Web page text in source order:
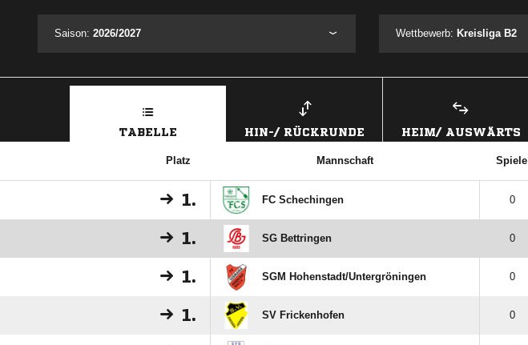
Saison: 2026/2027 Wettbewerb: Kreisliga B2
TABELLE HIN-/ RÜCKRUNDE HEIM/ AUSWÄRTS
Platz Mannschaft Spiele
1. FC Schechingen 0
1. SG Bettringen 0
1. SGM Hohenstadt/​Untergröningen 0
1. SV Frickenhofen 0